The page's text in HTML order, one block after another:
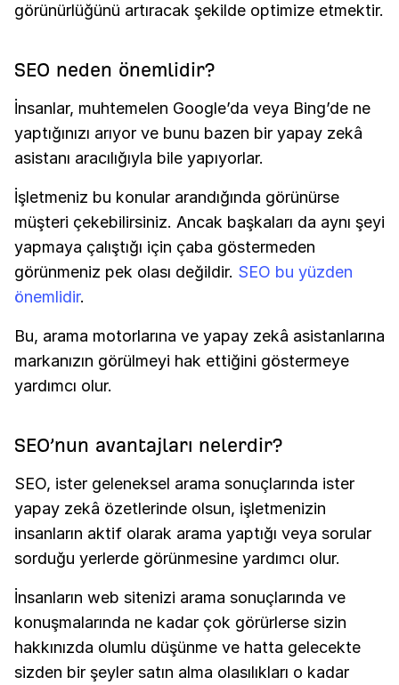
görünürlüğünü artıracak şekilde optimize etmektir.
SEO neden önemlidir?
İnsanlar, muhtemelen Google’da veya Bing’de ne
yaptığınızı arıyor ve bunu bazen bir yapay zekâ
asistanı aracılığıyla bile yapıyorlar.
İşletmeniz bu konular arandığında görünürse
müşteri çekebilirsiniz. Ancak başkaları da aynı şeyi
yapmaya çalıştığı için çaba göstermeden
görünmeniz pek olası değildir. SEO bu yüzden
önemlidir.
Bu, arama motorlarına ve yapay zekâ asistanlarına
markanızın görülmeyi hak ettiğini göstermeye
yardımcı olur.
SEO’nun avantajları nelerdir?
SEO, ister geleneksel arama sonuçlarında ister
yapay zekâ özetlerinde olsun, işletmenizin
insanların aktif olarak arama yaptığı veya sorular
sorduğu yerlerde görünmesine yardımcı olur.
İnsanların web sitenizi arama sonuçlarında ve
konuşmalarında ne kadar çok görürlerse sizin
hakkınızda olumlu düşünme ve hatta gelecekte
sizden bir şeyler satın alma olasılıkları o kadar